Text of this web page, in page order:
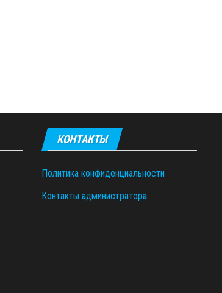
КОНТАКТЫ
Политика конфиденциальности
Контакты администратора